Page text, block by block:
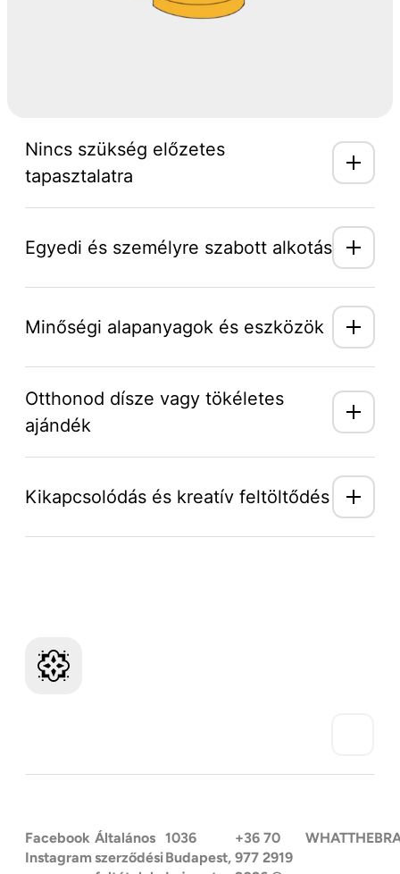
Nincs szükség előzetes
tapasztalatra
Egyedi és személyre szabott alkotás
Minőségi alapanyagok és eszközök
Otthonod dísze vagy tökéletes
ajándék
Kikapcsolódás és kreatív feltöltődés
Facebook
Instagram
Általános
szerződési
1036
Budapest,
+36 70
977 2919